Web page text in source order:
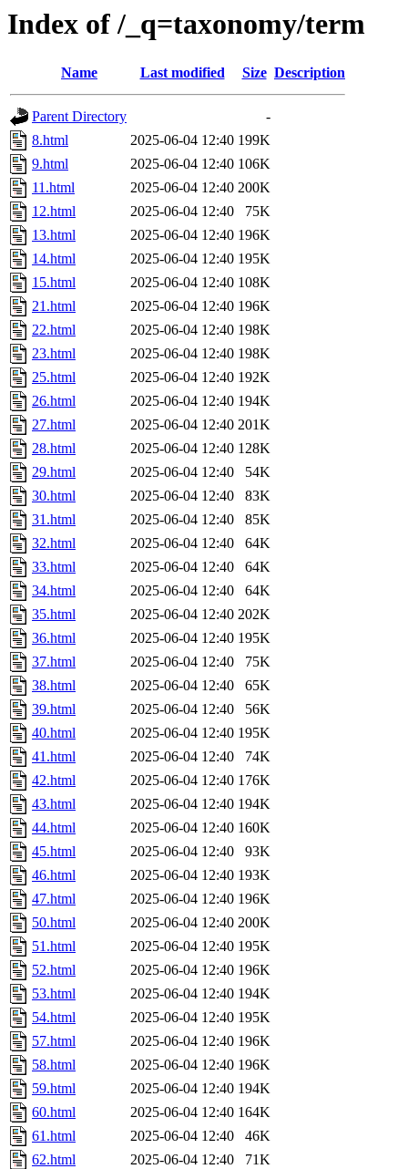
Index of /_q=taxonomy/term
Name Last modified Size Description
Parent Directory
-
8.html
2025-06-04 12:40 199K
9.html
2025-06-04 12:40 106K
11.html
2025-06-04 12:40 200K
12.html
2025-06-04 12:40
75K
13.html
2025-06-04 12:40 196K
14.html
2025-06-04 12:40 195K
15.html
2025-06-04 12:40 108K
21.html
2025-06-04 12:40 196K
22.html
2025-06-04 12:40 198K
23.html
2025-06-04 12:40 198K
25.html
2025-06-04 12:40 192K
26.html
2025-06-04 12:40 194K
27.html
2025-06-04 12:40 201K
28.html
2025-06-04 12:40 128K
29.html
2025-06-04 12:40
54K
30.html
2025-06-04 12:40
83K
31.html
2025-06-04 12:40
85K
32.html
2025-06-04 12:40
64K
33.html
2025-06-04 12:40
64K
34.html
2025-06-04 12:40
64K
35.html
2025-06-04 12:40 202K
36.html
2025-06-04 12:40 195K
37.html
2025-06-04 12:40
75K
38.html
2025-06-04 12:40
65K
39.html
2025-06-04 12:40
56K
40.html
2025-06-04 12:40 195K
41.html
2025-06-04 12:40
74K
42.html
2025-06-04 12:40 176K
43.html
2025-06-04 12:40 194K
44.html
2025-06-04 12:40 160K
45.html
2025-06-04 12:40
93K
46.html
2025-06-04 12:40 193K
47.html
2025-06-04 12:40 196K
50.html
2025-06-04 12:40 200K
51.html
2025-06-04 12:40 195K
52.html
2025-06-04 12:40 196K
53.html
2025-06-04 12:40 194K
54.html
2025-06-04 12:40 195K
57.html
2025-06-04 12:40 196K
58.html
2025-06-04 12:40 196K
59.html
2025-06-04 12:40 194K
60.html
2025-06-04 12:40 164K
61.html
2025-06-04 12:40
46K
62.html
2025-06-04 12:40
71K